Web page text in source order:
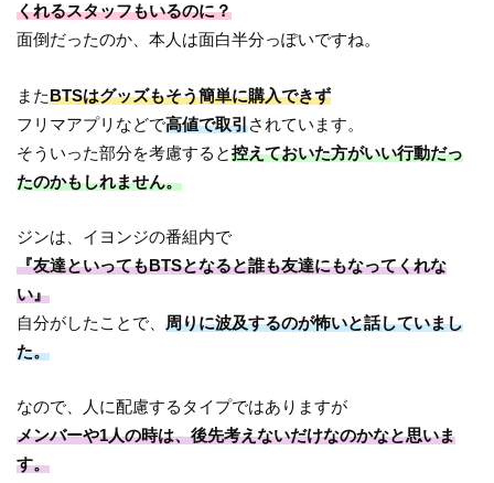
くれるスタッフもいるのに？
面倒だったのか、本人は面白半分っぽいですね。
またBTSはグッズもそう簡単に購入できず
フリマアプリなどで高値で取引されています。
そういった部分を考慮すると控えておいた方がいい行動だっ
たのかもしれません。
ジンは、イヨンジの番組内で
『友達といってもBTSとなると誰も友達にもなってくれな
い』
自分がしたことで、周りに波及するのが怖いと話していまし
た。
なので、人に配慮するタイプではありますが
メンバーや1人の時は、後先考えないだけなのかなと思いま
す。